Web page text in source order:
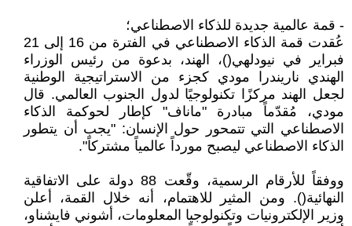
- قمة عالمية جديدة للذكاء الاصطناعي؛
عُقدت قمة الذكاء الاصطناعي في الفترة من 16 إلى 21
فبراير في نيودلهي()، الهند، بدعوة من رئيس الوزراء
الهندي ناريندرا مودي كجزء من الاستراتيجية الوطنية
لجعل الهند مركزًا تكنولوجيًا لدول الجنوب العالمي. قال
مودي، مُقدّماً مبادرة "ماناف" كإطار لحوكمة الذكاء
الاصطناعي التي تتمحور حول الإنسان: "يجب أن يتطور
الذكاء الاصطناعي ليصبح مورداً عالمياً مشتركاً".
ووفقاً للأرقام الرسمية، وقّعت 88 دولة على الاتفاقية
النهائية(). ومن المثير للاهتمام، أنه خلال القمة، أعلن
وزير الإلكترونيات وتكنولوجيا المعلومات، أشوني فايشناو،